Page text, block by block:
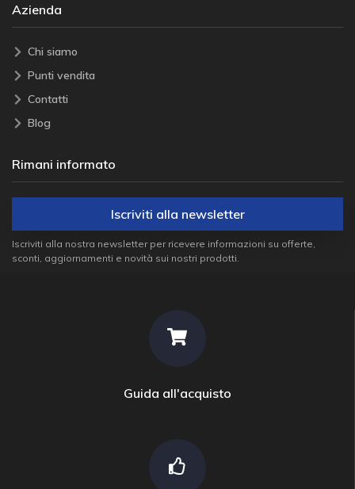
Azienda
Chi siamo
Punti vendita
Contatti
Blog
Rimani informato
Iscriviti alla newsletter
Iscriviti alla nostra newsletter per ricevere informazioni su offerte,
sconti, aggiornamenti e novità sui nostri prodotti.
Guida all'acquisto